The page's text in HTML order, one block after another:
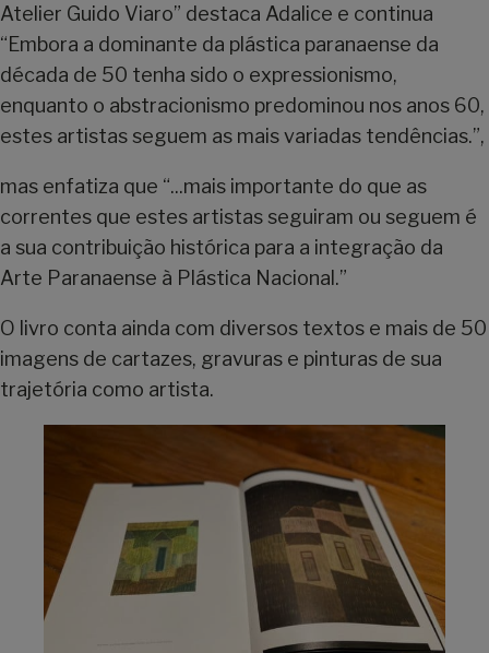
Atelier Guido Viaro” destaca Adalice e continua
“Embora a dominante da plástica paranaense da
década de 50 tenha sido o expressionismo,
enquanto o abstracionismo predominou nos anos 60,
estes artistas seguem as mais variadas tendências.”,
mas enfatiza que “...mais importante do que as
correntes que estes artistas seguiram ou seguem é
a sua contribuição histórica para a integração da
Arte Paranaense à Plástica Nacional.”
O livro conta ainda com diversos textos e mais de 50
imagens de cartazes, gravuras e pinturas de sua
trajetória como artista.